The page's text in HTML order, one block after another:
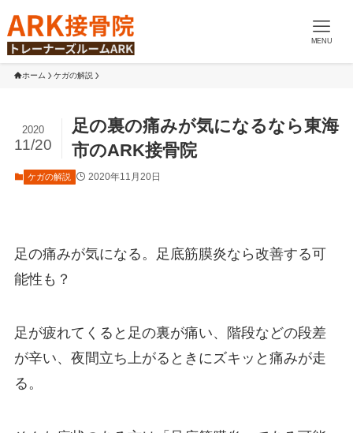
MENU
ホーム ケガの解説
足の裏の痛みが気になるなら東海
市のARK接骨院
2020
11/20
ケガの解説 2020年11月20日
足の痛みが気になる。足底筋膜炎なら改善する可
能性も？
足が疲れてくると足の裏が痛い、階段などの段差
が辛い、夜間立ち上がるときにズキッと痛みが走
る。